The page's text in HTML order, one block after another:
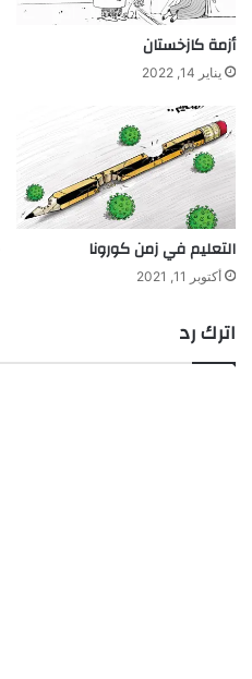
أزمة كازخستان
يناير 14, 2022
التعليم في زمن كورونا
أكتوبر 11, 2021
اترك رد